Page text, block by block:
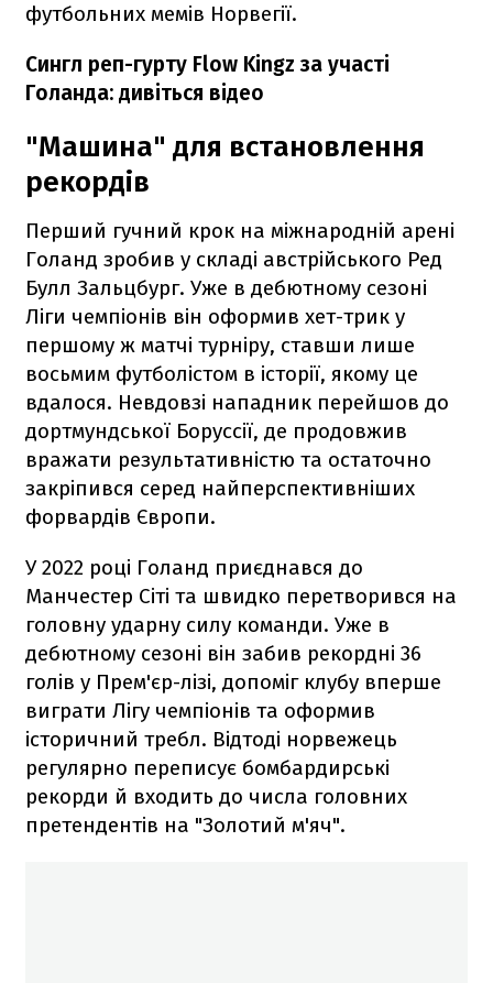
футбольних мемів Норвегії.
Сингл реп-гурту Flow Kingz за участі
Голанда: дивіться відео
"Машина" для встановлення
рекордів
Перший гучний крок на міжнародній арені
Голанд зробив у складі австрійського Ред
Булл Зальцбург. Уже в дебютному сезоні
Ліги чемпіонів він оформив хет-трик у
першому ж матчі турніру, ставши лише
восьмим футболістом в історії, якому це
вдалося. Невдовзі нападник перейшов до
дортмундської Боруссії, де продовжив
вражати результативністю та остаточно
закріпився серед найперспективніших
форвардів Європи.
У 2022 році Голанд приєднався до
Манчестер Сіті та швидко перетворився на
головну ударну силу команди. Уже в
дебютному сезоні він забив рекордні 36
голів у Прем'єр-лізі, допоміг клубу вперше
виграти Лігу чемпіонів та оформив
історичний требл. Відтоді норвежець
регулярно переписує бомбардирські
рекорди й входить до числа головних
претендентів на "Золотий м'яч".